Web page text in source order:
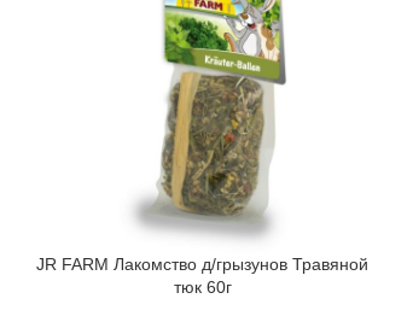
JR FARM Лакомство д/грызунов Травяной
тюк 60г